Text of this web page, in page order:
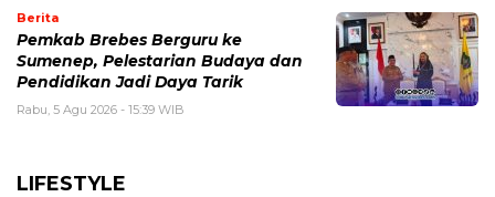
Berita
Pemkab Brebes Berguru ke
Sumenep, Pelestarian Budaya dan
Pendidikan Jadi Daya Tarik
Rabu, 5 Agu 2026 - 15:39 WIB
LIFESTYLE